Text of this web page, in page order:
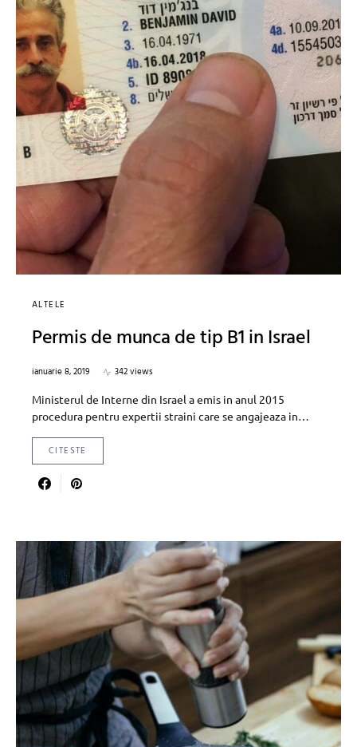
ALTELE
Permis de munca de tip B1 in Israel
ianuarie 8, 2019
342 views
Ministerul de Interne din Israel a emis in anul 2015
procedura pentru expertii straini care se angajeaza in…
CITESTE